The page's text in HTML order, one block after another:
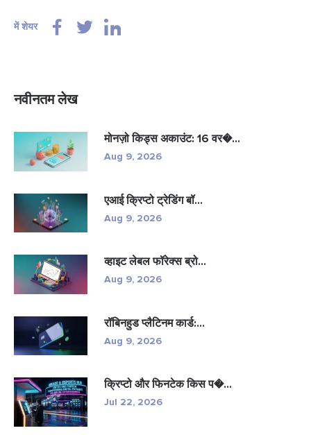
में शेयर
नवीनतम लेख
मोनज़ो किड्स अकाउंट: 16 वर�...
Aug 9, 2026
एआई क्रिप्टो ट्रेडिंग बॉ...
Aug 9, 2026
व्हाइट लेबल फॉरेक्स ब्रो...
Aug 9, 2026
रॉबिनहुड प्लैटिनम कार्ड:...
Aug 9, 2026
क्रिप्टो और फिनटेक किस प�...
Jul 22, 2026